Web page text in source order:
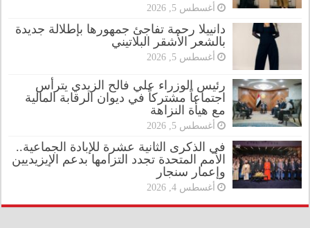
أغسطس 5, 2026
دانييلا رحمة تفاجئ جمهورها بإطلالة جديدة
بالشعر الأشقر البلاتيني
أغسطس 5, 2026
رئيس الوزراء علي فالح الزيدي يترأس
اجتماعاً مشتركاً في ديوان الرقابة المالية
مع هيأة النزاهة
أغسطس 5, 2026
في الذكرى الثانية عشرة للإبادة الجماعية..
الأمم المتحدة تجدد التزامها بدعم الإيزيديين
وإعمار سنجار
أغسطس 4, 2026